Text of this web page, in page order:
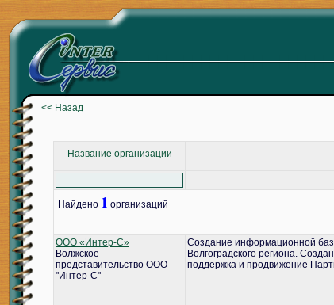
<< Назад
Название организации
Найдено 1 организаций
ООО «Интер-С»
Волжское
представительство ООО
"Интер-С"
Создание информационной
Волгоградского региона.
поддержка и продвижение